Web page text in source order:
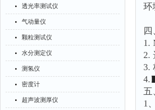
透光率测试仪
气动量仪
颗粒测试仪
水分测定仪
测氢仪
密度计
超声波测厚仪
环
1.
2.
3.
4.
五
1